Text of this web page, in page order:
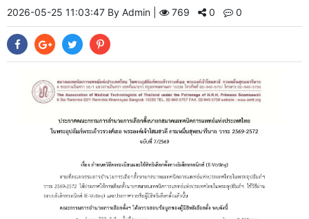
2026-05-25 11:03:47 By Admin | 769 0 0